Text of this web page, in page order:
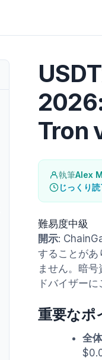
Tron
執筆Alex
じっくり読
難易度中級
開示:
することがあ
ません。暗
ドバイザーに
重要なポ
全